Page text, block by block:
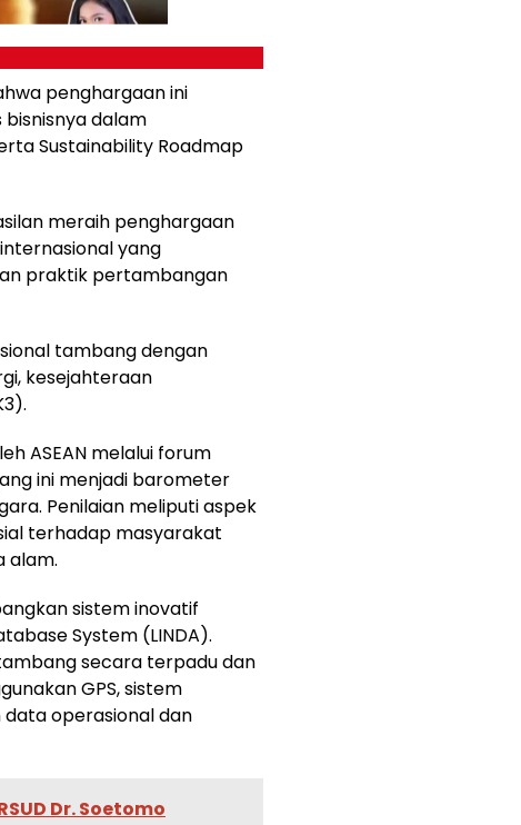
penghargaan ini
dalam
Sustainability Roadmap
meraih penghargaan
yang
praktik pertambangan
tambang dengan
kesejahteraan
ASEAN melalui forum
ini menjadi barometer
Penilaian meliputi aspek
terhadap masyarakat
alam.
sistem inovatif
System (LINDA).
secara terpadu dan
GPS, sistem
operasional dan
Dr. Soetomo